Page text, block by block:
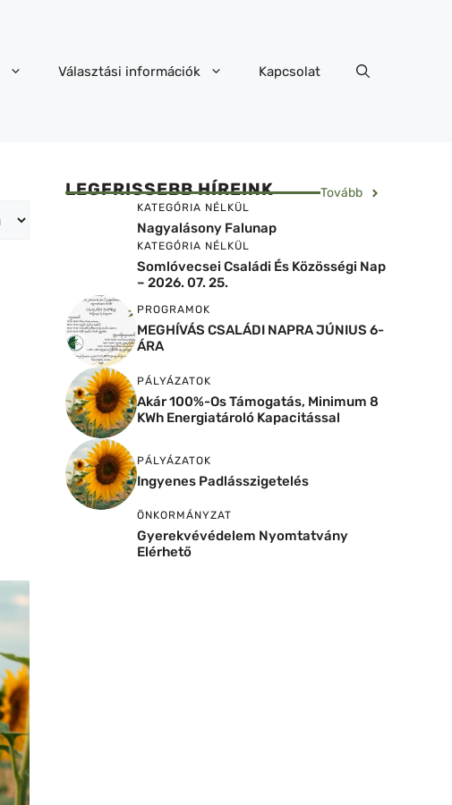
Választási információk Kapcsolat
LEGFRISSEBB HÍREINK Tovább
KATEGÓRIA NÉLKÜL
Nagyalásony Falunap
KATEGÓRIA NÉLKÜL
Somlóvecsei Családi És Közösségi Nap
– 2026. 07. 25.
PROGRAMOK
MEGHÍVÁS CSALÁDI NAPRA JÚNIUS 6-
ÁRA
PÁLYÁZATOK
Akár 100%-Os Támogatás, Minimum 8
KWh Energiatároló Kapacitással
PÁLYÁZATOK
Ingyenes Padlásszigetelés
ÖNKORMÁNYZAT
Gyerekvévédelem Nyomtatvány
Elérhető